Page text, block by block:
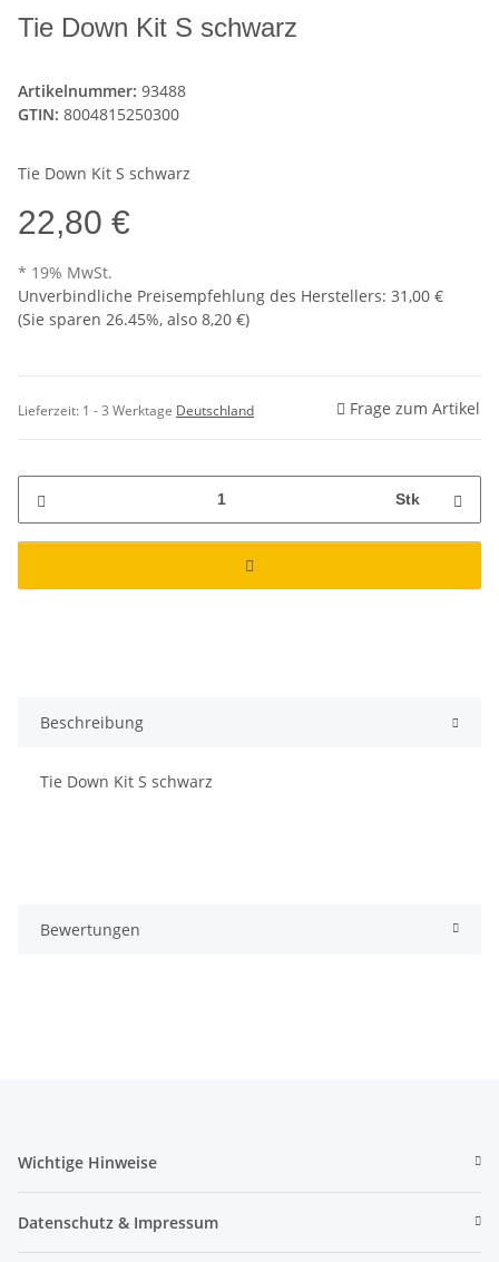
Tie Down Kit S schwarz
Artikelnummer: 93488
GTIN: 8004815250300
Tie Down Kit S schwarz
22,80 €
* 19% MwSt.
Unverbindliche Preisempfehlung des Herstellers: 31,00 €
(Sie sparen 26.45%, also 8,20 €)
Lieferzeit: 1 - 3 Werktage Deutschland Frage zum Artikel
Stk
Beschreibung
Tie Down Kit S schwarz
Bewertungen
Wichtige Hinweise
Datenschutz & Impressum